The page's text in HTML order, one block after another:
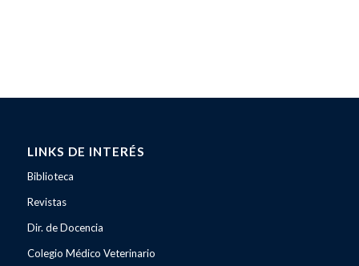
LINKS DE INTERÉS
Biblioteca
Revistas
Dir. de Docencia
Colegio Médico Veterinario